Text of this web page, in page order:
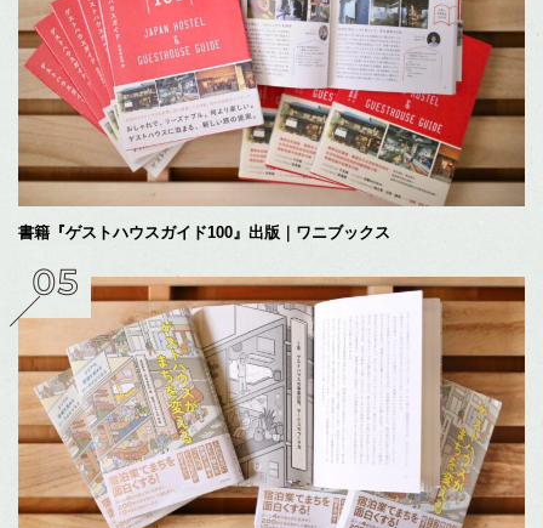
書籍『ゲストハウスガイド100』出版｜ワニブックス